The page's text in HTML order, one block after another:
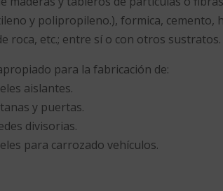
y polipropileno.), formica, cemento,
roca, etc.; entre sí o con otros sustratos.
para la fabricación de:
aislantes.
y puertas.
divisorias.
para carrozado vehículos.